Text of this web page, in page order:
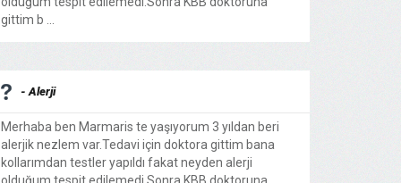
gittim b ...
- Alerji
Merhaba ben Marmaris te yaşıyorum 3 yıldan beri
alerjik nezlem var.Tedavi için doktora gittim bana
kollarımdan testler yapıldı fakat neyden alerji